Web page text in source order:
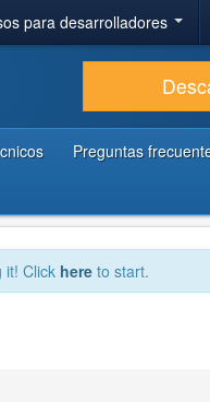
para desarrolladores
Preguntas
it! Click here to start.